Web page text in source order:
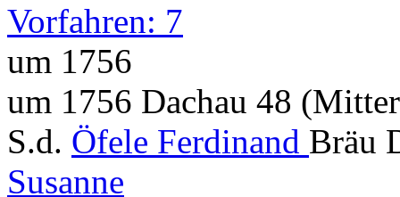
Vorfahren: 7
um 1756
um 1756 Dachau 48
S.d. Öfele Ferdinand Bräu
Susanne